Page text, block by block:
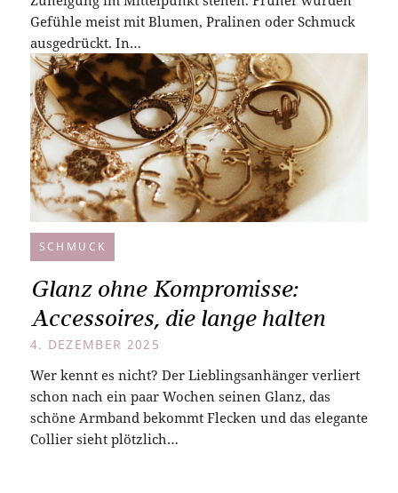
Gefühle meist mit Blumen, Pralinen oder Schmuck
ausgedrückt. In…
SCHMUCK
Glanz ohne Kompromisse:
Accessoires, die lange halten
4. DEZEMBER 2025
Wer kennt es nicht? Der Lieblingsanhänger verliert
schon nach ein paar Wochen seinen Glanz, das
schöne Armband bekommt Flecken und das elegante
Collier sieht plötzlich…